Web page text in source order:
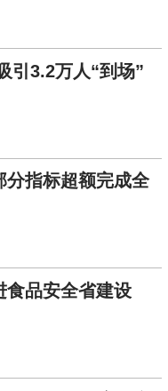
引3.2万人“到场”
分指标超额完成全
食品安全省建设